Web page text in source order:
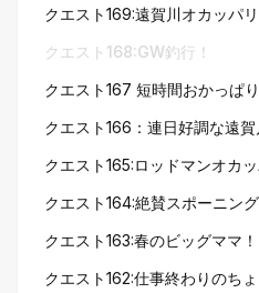
クエスト169:遠賀川オカッパ
クエスト168:GW釣行！
クエスト167 短時間おかっぱ
クエスト166：連日好調な遠賀
クエスト165:ロッドマンオカ
クエスト164:絶賛スポーニン
クエスト163:春のビッグママ！
クエスト162:仕事終わりのち